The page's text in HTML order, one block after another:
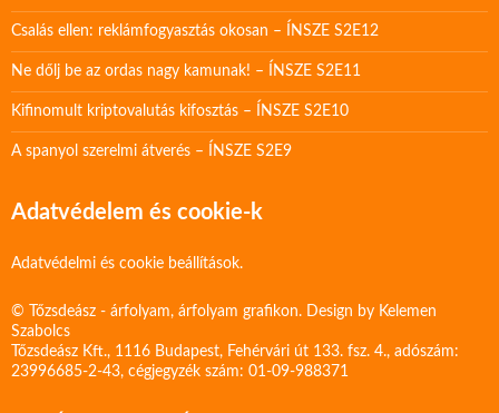
Csalás ellen: reklámfogyasztás okosan – ÍNSZE S2E12
Ne dőlj be az ordas nagy kamunak! – ÍNSZE S2E11
Kifinomult kriptovalutás kifosztás – ÍNSZE S2E10
A spanyol szerelmi átverés – ÍNSZE S2E9
Adatvédelem és cookie-k
Adatvédelmi és cookie beállítások.
© Tőzsdeász - árfolyam, árfolyam grafikon. Design by Kelemen
Szabolcs
Tőzsdeász Kft., 1116 Budapest, Fehérvári út 133. fsz. 4., adószám:
23996685-2-43, cégjegyzék szám: 01-09-988371